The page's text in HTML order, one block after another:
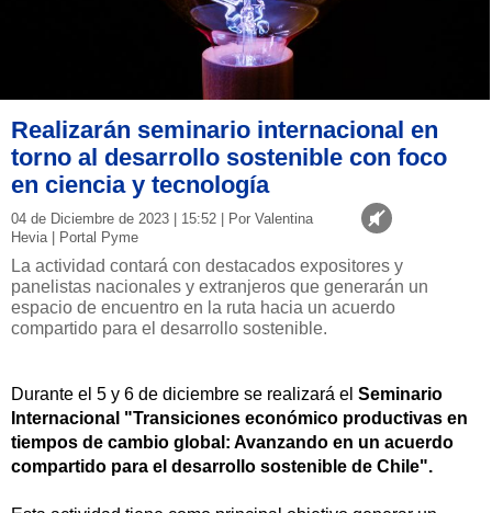
Realizarán seminario internacional en
torno al desarrollo sostenible con foco
en ciencia y tecnología
04 de Diciembre de 2023 | 15:52 | Por Valentina
Hevia | Portal Pyme
La actividad contará con destacados expositores y
panelistas nacionales y extranjeros que generarán un
espacio de encuentro en la ruta hacia un acuerdo
compartido para el desarrollo sostenible.
Durante el 5 y 6 de diciembre se realizará el Seminario
Internacional "Transiciones económico productivas en
tiempos de cambio global: Avanzando en un acuerdo
compartido para el desarrollo sostenible de Chile".